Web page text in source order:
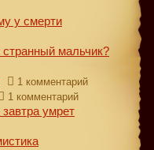
у смерти
мальчик?
1 комментарий
1 комментарий
умрет